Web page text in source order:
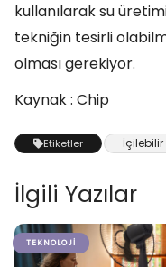
kullanılarak su
tekniğin tesirli
olması gerekiyor.
Kaynak : Chip
Etiketler İçilebilir
İlgili Yazılar
TEKNOLOJI